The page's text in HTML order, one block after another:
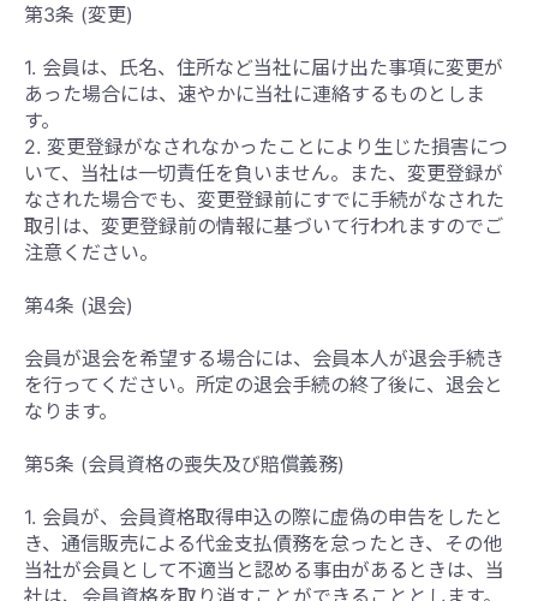
第3条 (変更)
1. 会員は、氏名、住所など当社に届け出た事項に変更が
あった場合には、速やかに当社に連絡するものとしま
す。
2. 変更登録がなされなかったことにより生じた損害につ
いて、当社は一切責任を負いません。また、変更登録が
なされた場合でも、変更登録前にすでに手続がなされた
取引は、変更登録前の情報に基づいて行われますのでご
注意ください。
第4条 (退会)
会員が退会を希望する場合には、会員本人が退会手続き
を行ってください。所定の退会手続の終了後に、退会と
なります。
第5条 (会員資格の喪失及び賠償義務)
1. 会員が、会員資格取得申込の際に虚偽の申告をしたと
き、通信販売による代金支払債務を怠ったとき、その他
当社が会員として不適当と認める事由があるときは、当
社は、会員資格を取り消すことができることとします。